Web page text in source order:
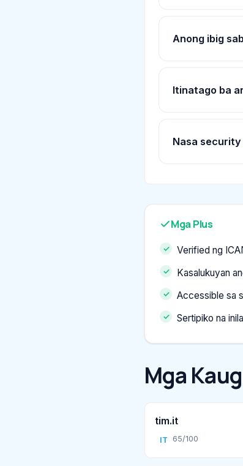
Anong ibig
Itinatago ba
Nasa
Mga Plus
Verified ng
Kasalukuyan
Accessible sa
Sertipiko na
Mga
tim.it
IT 65/100